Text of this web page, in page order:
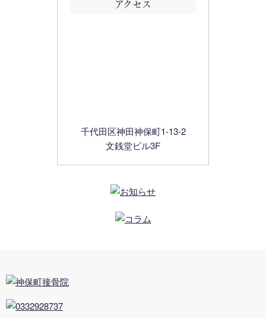
アクセス
千代田区神田神保町1-13-2
文銭堂ビル3F